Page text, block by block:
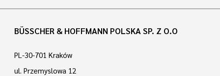
BÜSSCHER & HOFFMANN POLSKA SP. Z O.O
PL-30-701 Kraków
ul. Przemyslowa 12